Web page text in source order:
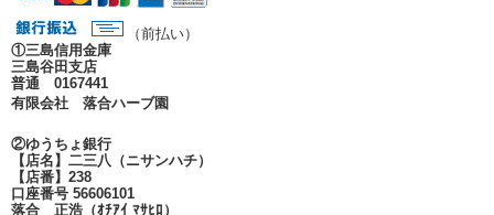
（前払い）
①三島信用金庫
三島谷田支店
普通 0167441
有限会社 落合ハーブ園
②ゆうちょ銀行
【店名】二三八（ニサンハチ）
【店番】238
口座番号 56606101
落合 正浩（ｵﾁｱｲ ﾏｻﾋﾛ）